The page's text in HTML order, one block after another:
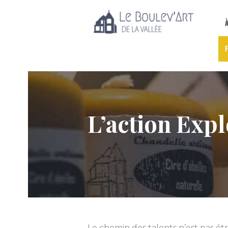
L’action